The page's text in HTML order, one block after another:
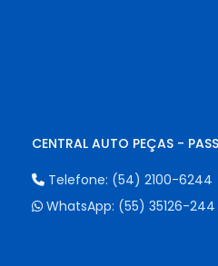
CENTRAL AUTO PEÇAS -
Telefone: (54) 2100-6244
WhatsApp: (55) 35126-244